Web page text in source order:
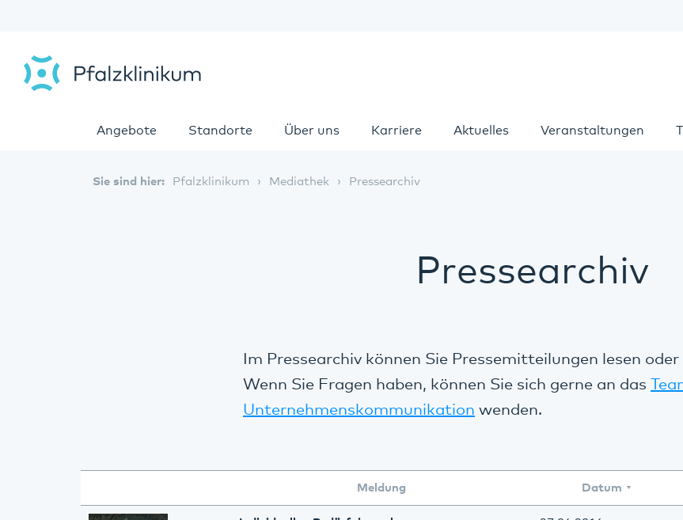
Angebote Standorte Über uns Karriere Aktuelles Veranstaltungen
Sie sind hier: Pfalzklinikum Mediathek Pressearchiv
Pressearchiv
Im Pressearchiv können Sie Pressemitteilungen lesen
Wenn Sie Fragen haben, können Sie sich gerne an das
Unternehmenskommunikation wenden.
Meldung Datum